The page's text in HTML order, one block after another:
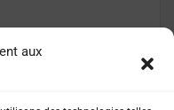
aux